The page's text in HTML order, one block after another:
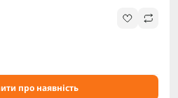
про наявність